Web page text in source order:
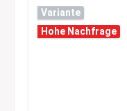
Variante
Hohe Nachfrage